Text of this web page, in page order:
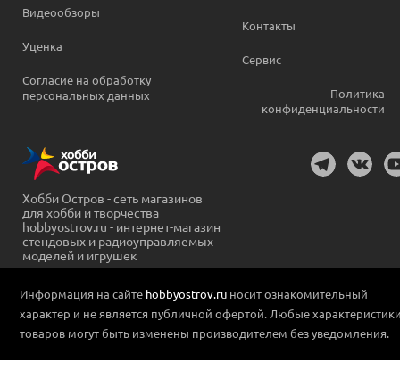
Видеообзоры
Уценка
Согласие на обработку
персональных данных
Контакты
Сервис
Политика
конфиденциальности
Хобби Остров - сеть магазинов
для хобби и творчества
hobbyostrov.ru - интернет-магазин
стендовых и радиоуправляемых
моделей и игрушек
Информация на сайте hobbyostrov.ru носит ознакомительный
характер и не является публичной офертой. Любые
товаров могут быть изменены производителем без уведомления.